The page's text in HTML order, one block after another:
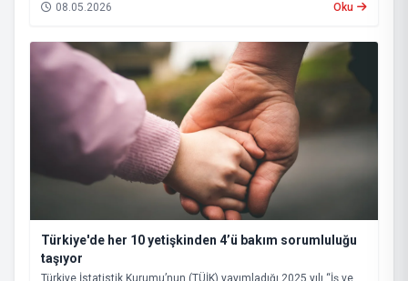
08.05.2026
Oku
Türkiye'de her 10 yetişkinden 4’ü bakım sorumluluğu
taşıyor
Türkiye İstatistik Kurumu’nun (TÜİK) yayımladığı 2025 yılı “İş ve